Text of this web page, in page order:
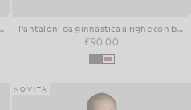
in tessuto pesante Pantaloni da ginnastica a righe con bordino
£90.00
NOVITÀ